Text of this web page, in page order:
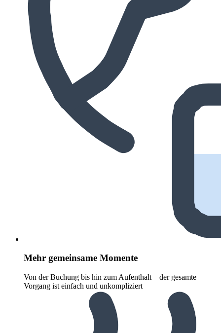
Mehr gemeinsame Momente
Von der Buchung bis hin zum Aufenthalt – der gesamte
Vorgang ist einfach und unkompliziert